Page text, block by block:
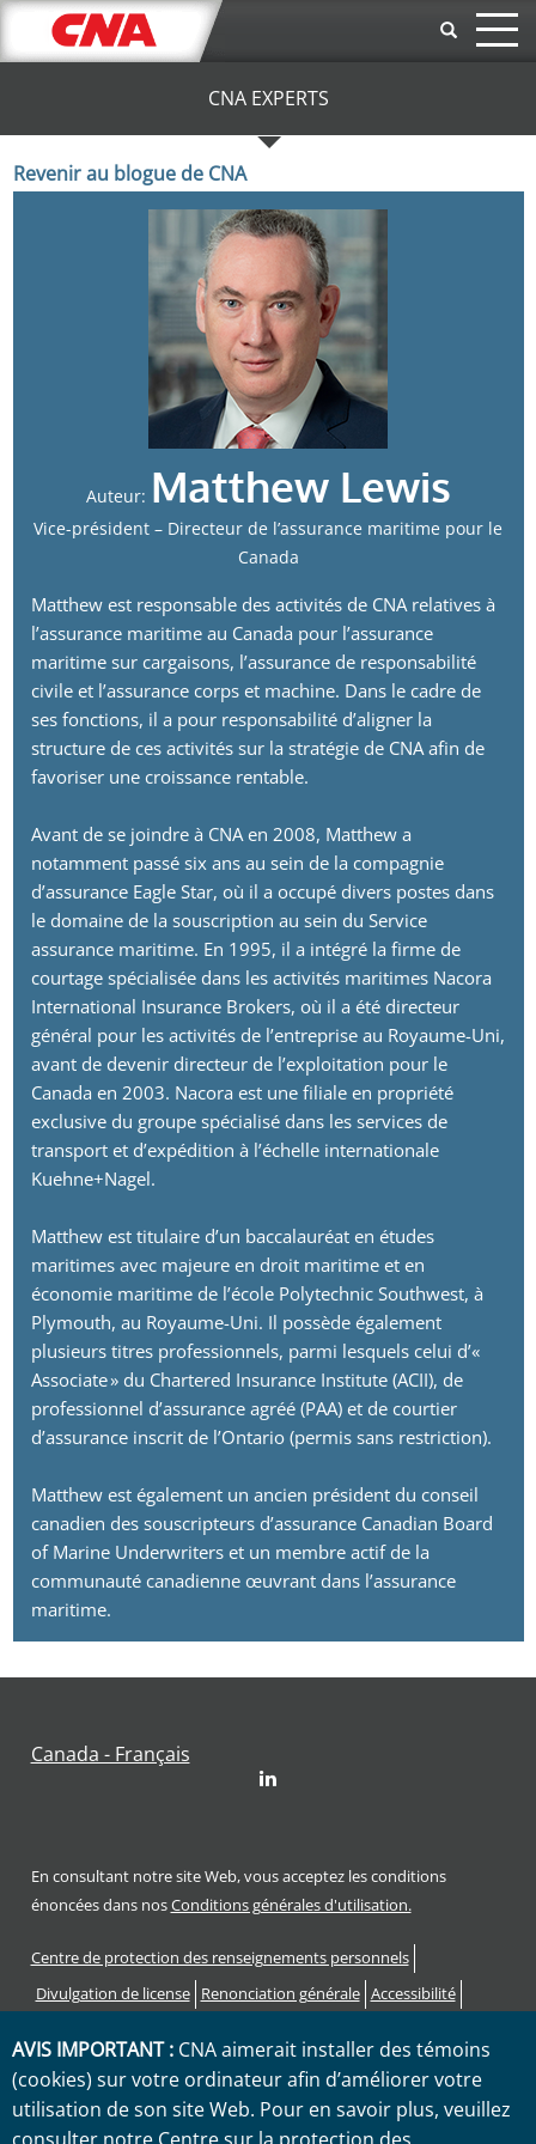
Aller au contenu principal
CNA EXPERTS
Revenir au blogue de CNA
Auteur: Matthew Lewis
Vice-président – Directeur de l’assurance maritime pour le
Canada
Matthew est responsable des activités de CNA relatives à
l’assurance maritime au Canada pour l’assurance
maritime sur cargaisons, l’assurance de responsabilité
civile et l’assurance corps et machine. Dans le cadre de
ses fonctions, il a pour responsabilité d’aligner la
structure de ces activités sur la stratégie de CNA afin de
favoriser une croissance rentable.
Avant de se joindre à CNA en 2008, Matthew a
notamment passé six ans au sein de la compagnie
d’assurance Eagle Star, où il a occupé divers postes dans
le domaine de la souscription au sein du Service
assurance maritime. En 1995, il a intégré la firme de
courtage spécialisée dans les activités maritimes Nacora
International Insurance Brokers, où il a été directeur
général pour les activités de l’entreprise au Royaume-Uni,
avant de devenir directeur de l’exploitation pour le
Canada en 2003. Nacora est une filiale en propriété
exclusive du groupe spécialisé dans les services de
transport et d’expédition à l’échelle internationale
Kuehne+Nagel.
Matthew est titulaire d’un baccalauréat en études
maritimes avec majeure en droit maritime et en
économie maritime de l’école Polytechnic Southwest, à
Plymouth, au Royaume-Uni. Il possède également
plusieurs titres professionnels, parmi lesquels celui d’«
Associate » du Chartered Insurance Institute (ACII), de
professionnel d’assurance agréé (PAA) et de courtier
d’assurance inscrit de l’Ontario (permis sans restriction).
Matthew est également un ancien président du conseil
canadien des souscripteurs d’assurance Canadian Board
of Marine Underwriters et un membre actif de la
communauté canadienne œuvrant dans l’assurance
maritime.
Canada - Français
LinkedIn
En consultant notre site Web, vous acceptez les conditions
énoncées dans nosConditions générales d'utilisation.
Centre de protection des renseignements personnels
Divulgation de license
Renonciation générale Accessibilité
Sitemap
AVIS IMPORTANT : CNA aimerait installer des témoins
(cookies) sur votre ordinateur afin d’améliorer votre
utilisation de son site Web. Pour en savoir plus, veuillez